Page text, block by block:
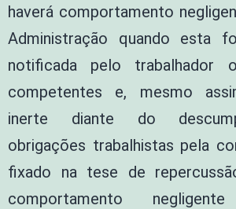
haverá comportamento
Administração quando esta
notificada pelo trabalhador
competentes e, mesmo
inerte diante do
obrigações trabalhistas pela
fixado na tese de
comportamento